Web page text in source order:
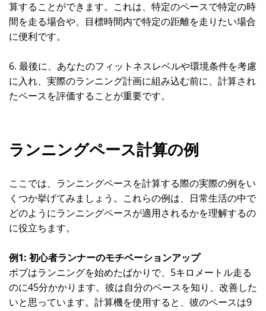
算することができます。これは、特定のペースで特定の時
間を走る場合や、目標時間内で特定の距離を走りたい場合
に便利です。
6. 最後に、あなたのフィットネスレベルや環境条件を考慮
に入れ、実際のランニング計画に組み込む前に、計算され
たペースを評価することが重要です。
ランニングペース計算の例
ここでは、ランニングペースを計算する際の実際の例をい
くつか挙げてみましょう。これらの例は、日常生活の中で
どのようにランニングペースが適用されるかを理解するの
に役立ちます。
例1: 初心者ランナーのモチベーションアップ
ボブはランニングを始めたばかりで、5キロメートル走る
のに45分かかります。彼は自分のペースを知り、改善した
いと思っています。計算機を使用すると、彼のペースは9